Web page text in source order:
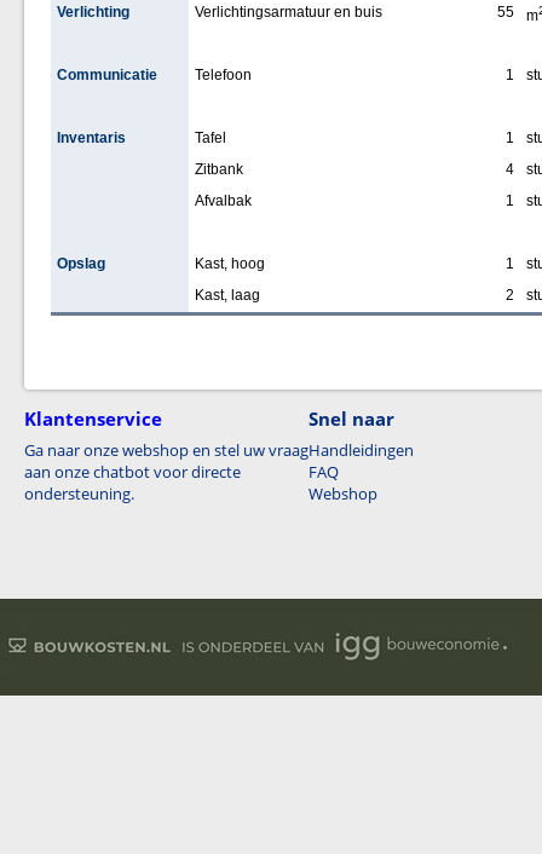
Verlichting Verlichtingsarmatuur en buis 55 m
Communicatie Telefoon 1
Inventaris Tafel 1
Zitbank
4
Afvalbak
1
Opslag Kast, hoog 1
Kast, laag
2
Klantenservice
Ga naar onze webshop en stel uw vraag
aan onze chatbot voor directe
ondersteuning.
Snel naar
Handleidingen
FAQ
Webshop